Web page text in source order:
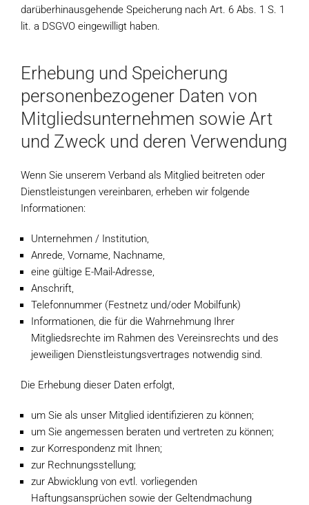
darüberhinausgehende Speicherung nach Art. 6 Abs. 1 S. 1
lit. a DSGVO eingewilligt haben.
Erhebung und Speicherung
personenbezogener Daten von
Mitgliedsunternehmen sowie Art
und Zweck und deren Verwendung
Wenn Sie unserem Verband als Mitglied beitreten oder
Dienstleistungen vereinbaren, erheben wir folgende
Informationen:
Unternehmen / Institution,
Anrede, Vorname, Nachname,
eine gültige E-Mail-Adresse,
Anschrift,
Telefonnummer (Festnetz und/oder Mobilfunk)
Informationen, die für die Wahrnehmung Ihrer
Mitgliedsrechte im Rahmen des Vereinsrechts und des
jeweiligen Dienstleistungsvertrages notwendig sind.
Die Erhebung dieser Daten erfolgt,
um Sie als unser Mitglied identifizieren zu können;
um Sie angemessen beraten und vertreten zu können;
zur Korrespondenz mit Ihnen;
zur Rechnungsstellung;
zur Abwicklung von evtl. vorliegenden
Haftungsansprüchen sowie der Geltendmachung